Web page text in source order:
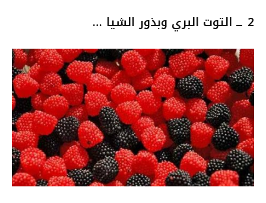
2 ــ التوت البري وبذور الشيا …